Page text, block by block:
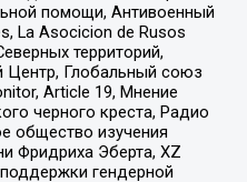
помощи, Антивоенный
La Asocicion de Rusos
территорий,
Центр, Глобальный союз
Article 19, Мнение
черного креста, Радио
общество изучения
Фридриха Эберта, XZ
гендерной